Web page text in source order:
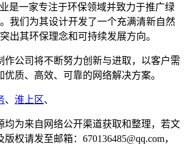
是一家专注于环保领域并致力于推广绿
我们为其设计开发了一个充满清新自然
出其环保理念和可持续发展方向。
作公司将不断努力创新与进取，以客户需
质、高效、可靠的网络解决方案。
、 淮上区、
均为来自网络公开渠道获取和整理，若文
权请发至邮箱：670136485@qq.com，